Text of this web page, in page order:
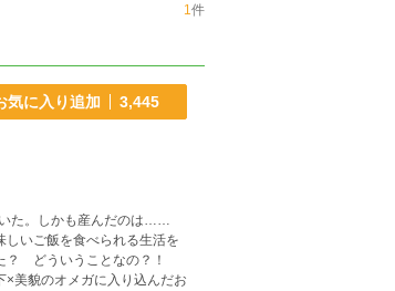
1件
気に入り追加 3,445
た。しかも産んだのは……
いご飯を食べられる生活を